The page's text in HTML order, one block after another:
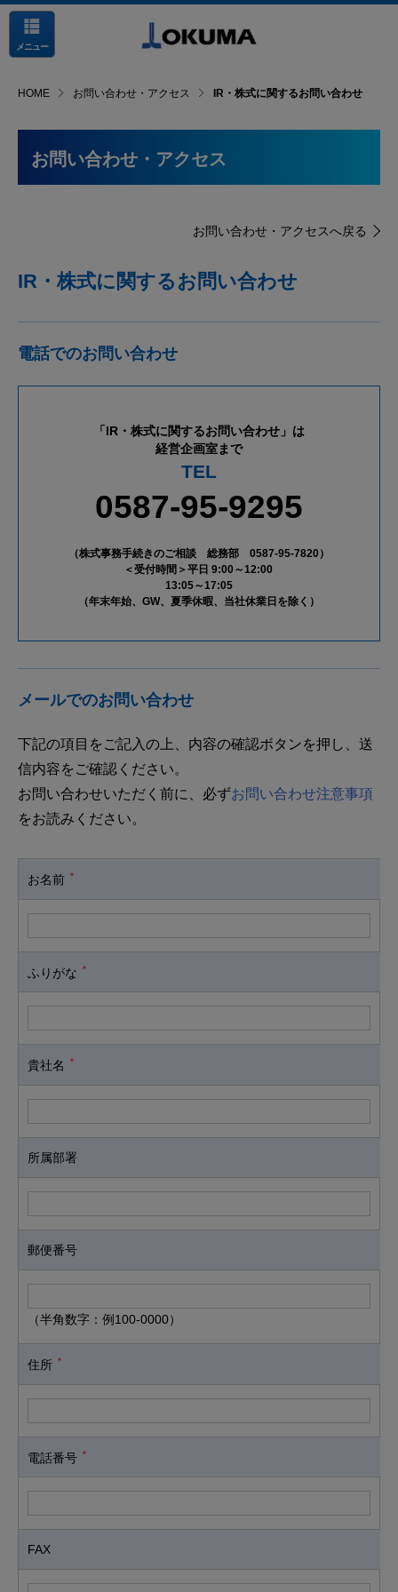
メニュー
HOME お問い合わせ・アクセス IR・株式に関するお問い合わせ
お問い合わせ・アクセス
お問い合わせ・アクセスへ戻る
IR・株式に関するお問い合わせ
電話でのお問い合わせ
「IR・株式に関するお問い合わせ」は
経営企画室まで
TEL
0587-95-9295
（株式事務手続きのご相談 総務部 0587-95-7820）
＜受付時間＞平日 9:00～12:00
13:05～17:05
（年末年始、GW、夏季休暇、当社休業日を除く）
メールでのお問い合わせ
下記の項目をご記入の上、内容の確認ボタンを押し、送
信内容をご確認ください。
お問い合わせいただく前に、必ずお問い合わせ注意事項
をお読みください。
お名前 ＊
ふりがな ＊
貴社名 ＊
所属部署
郵便番号
（半角数字：例100-0000）
住所 ＊
電話番号 ＊
FAX